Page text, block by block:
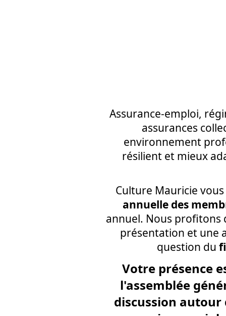
Assurance-emploi,
assurances
environnement
résilient et mieux
Culture Mauricie
annuelle des
annuel. Nous profitons
présentation et une
question du
Votre présence
l'assemblée
discussion